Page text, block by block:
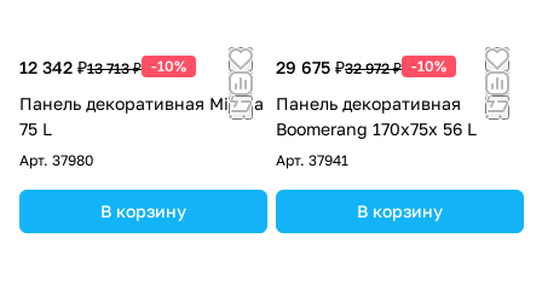
12 342 ₽13 713 ₽ -10%
Панель декоративная Milana
75 L
Арт. 37980
В корзину
29 675 ₽32 972 ₽ -10%
Панель декоративная
Boomerang 170x75х 56 L
Арт. 37941
В корзину